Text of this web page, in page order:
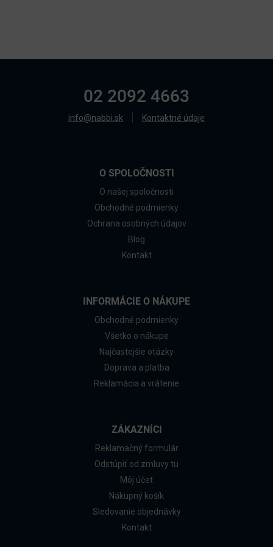
02 2092 4663
info@nabbi.sk Kontaktné údaje
O SPOLOČNOSTI
O našej spoločnosti
Obchodné podmienky
Ochrana osobných údajov
Blog
Kontakt
INFORMÁCIE O NÁKUPE
Obchodné podmienky
Všetko o nákupe
Najčastejšie otázky
Doprava a platba
Reklamácia a vrátenie
ZÁKAZNÍCI
Reklamačný formulár
Odstúpiť od zmluvy tu
Môj účet
Nákupný košík
Sledovanie objednávky
Kontakt